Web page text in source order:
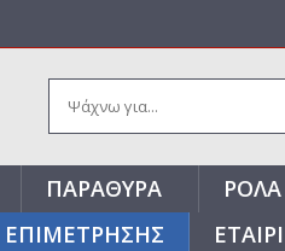
ΠΑΡΆΘΥΡΑ ΡΟΛΆ